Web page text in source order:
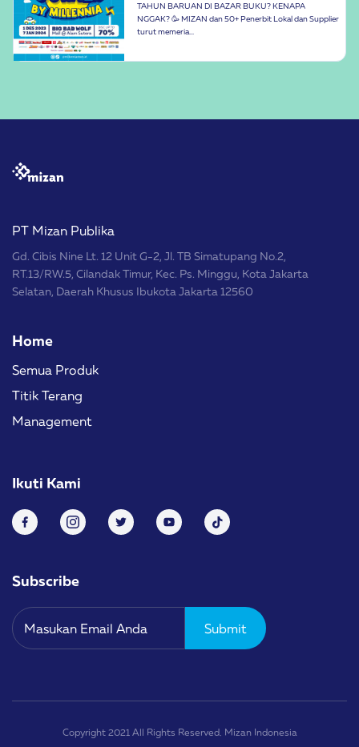
TAHUN BARUAN DI BAZAR BUKU? KENAPA
NGGAK? 🥳 MIZAN dan 50+ Penerbit Lokal dan Supplier
turut memeria...
PT Mizan Publika
Gd. Cibis Nine Lt. 12 Unit G-2, Jl. TB Simatupang No.2,
RT.13/RW.5, Cilandak Timur, Kec. Ps. Minggu, Kota Jakarta
Selatan, Daerah Khusus Ibukota Jakarta 12560
Home
Semua Produk
Titik Terang
Management
Ikuti Kami
Subscribe
Copyright 2021 All Rights Reserved. Mizan Indonesia